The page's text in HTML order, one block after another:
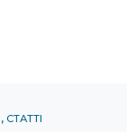
СТАТТІ